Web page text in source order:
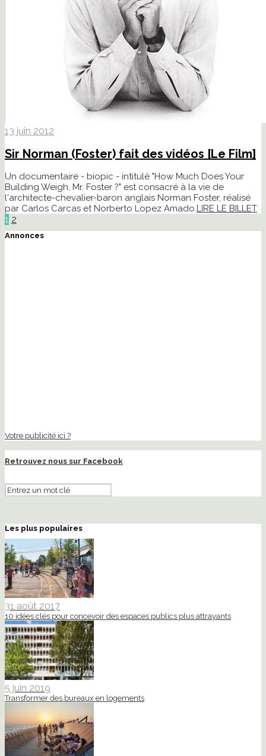
13 juin 2012
Sir Norman (Foster) fait des vidéos [Le Film]
Un documentaire - biopic - intitulé "How Much Does Your
Building Weigh, Mr. Foster ?" est consacré à la vie de
l'architecte-chevalier-baron anglais Norman Foster, réalisé
par Carlos Carcas et Norberto Lopez Amado.LIRE LE BILLET
1 2
Annonces
Votre publicité ici ?
Retrouvez nous sur Facebook
Les plus populaires
31 août 2017
10 idées clés pour concevoir des espaces publics plus attrayants
5 juin 2019
Transformer des bureaux en logements